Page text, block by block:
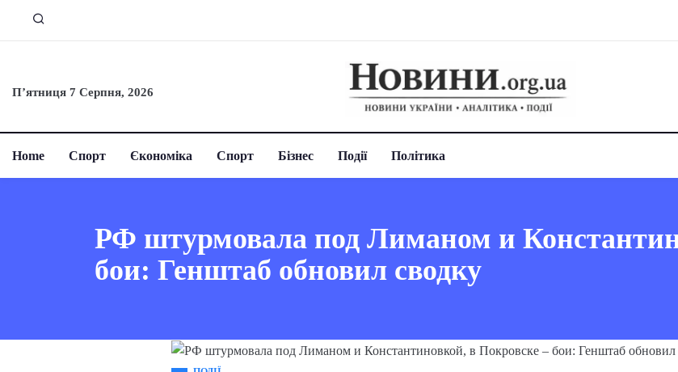
П’ятниця 7 Серпня, 2026
Home Спорт Єкономіка Спорт Бізнес Події Політика
РФ штурмовала под Лиманом и
бои: Генштаб обновил сводку